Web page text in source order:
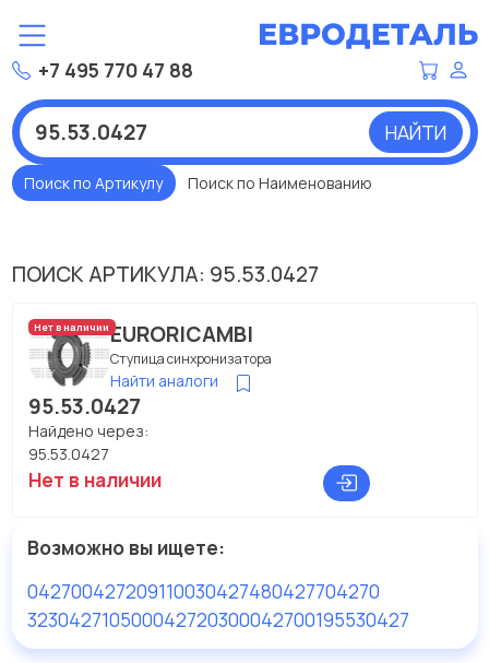
+7 495 770 47 88
НАЙТИ
Поиск по Артикулу Поиск по Наименованию
ПОИСК АРТИКУЛА: 95.53.0427
Нет в наличииEURORICAMBI
Ступица синхронизатора
Найти аналоги
95.53.0427
Найдено через:
95.53.0427
Нет в наличии
Возможно вы ищете:
042700427209110030427480427704270
323042710500042720300042700195530427